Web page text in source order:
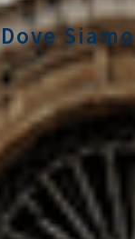
Dove Siamo